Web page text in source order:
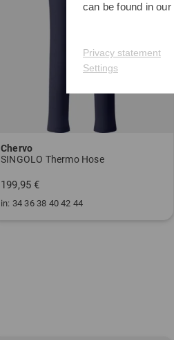
Chervo
SINGOLO Thermo Hose
199,95 €
in: 34 36 38 40 42 44
can be found in our
Privacy statement
Settings